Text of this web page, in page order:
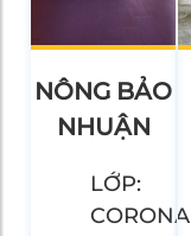
NÔNG BẢO
NHUẬN
LỚP:
CORONA